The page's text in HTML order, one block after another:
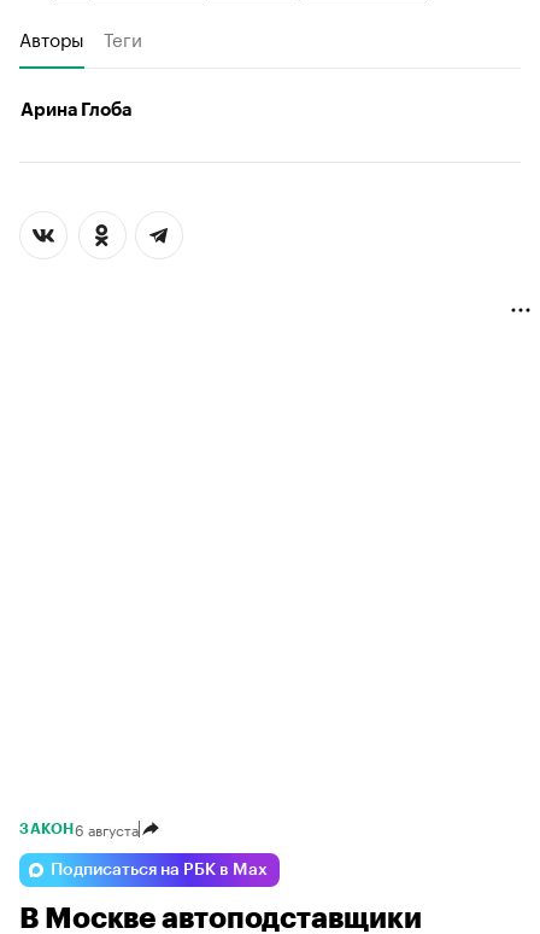
Авторы Теги
Арина Глоба
ЗАКОН 6 августа
Подписаться на РБК в Max
В Москве автоподставщики